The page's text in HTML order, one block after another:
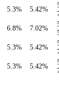
5.3% 5.42%
6.8% 7.02%
5.3% 5.42%
5.3% 5.42%